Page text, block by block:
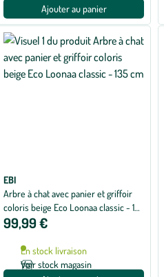
Ajouter au panier
EBI
Arbre à chat avec panier et griffoir
coloris beige Eco Loonaa classic - 135
cm
99,99 €
En stock livraison
Voir stock magasin